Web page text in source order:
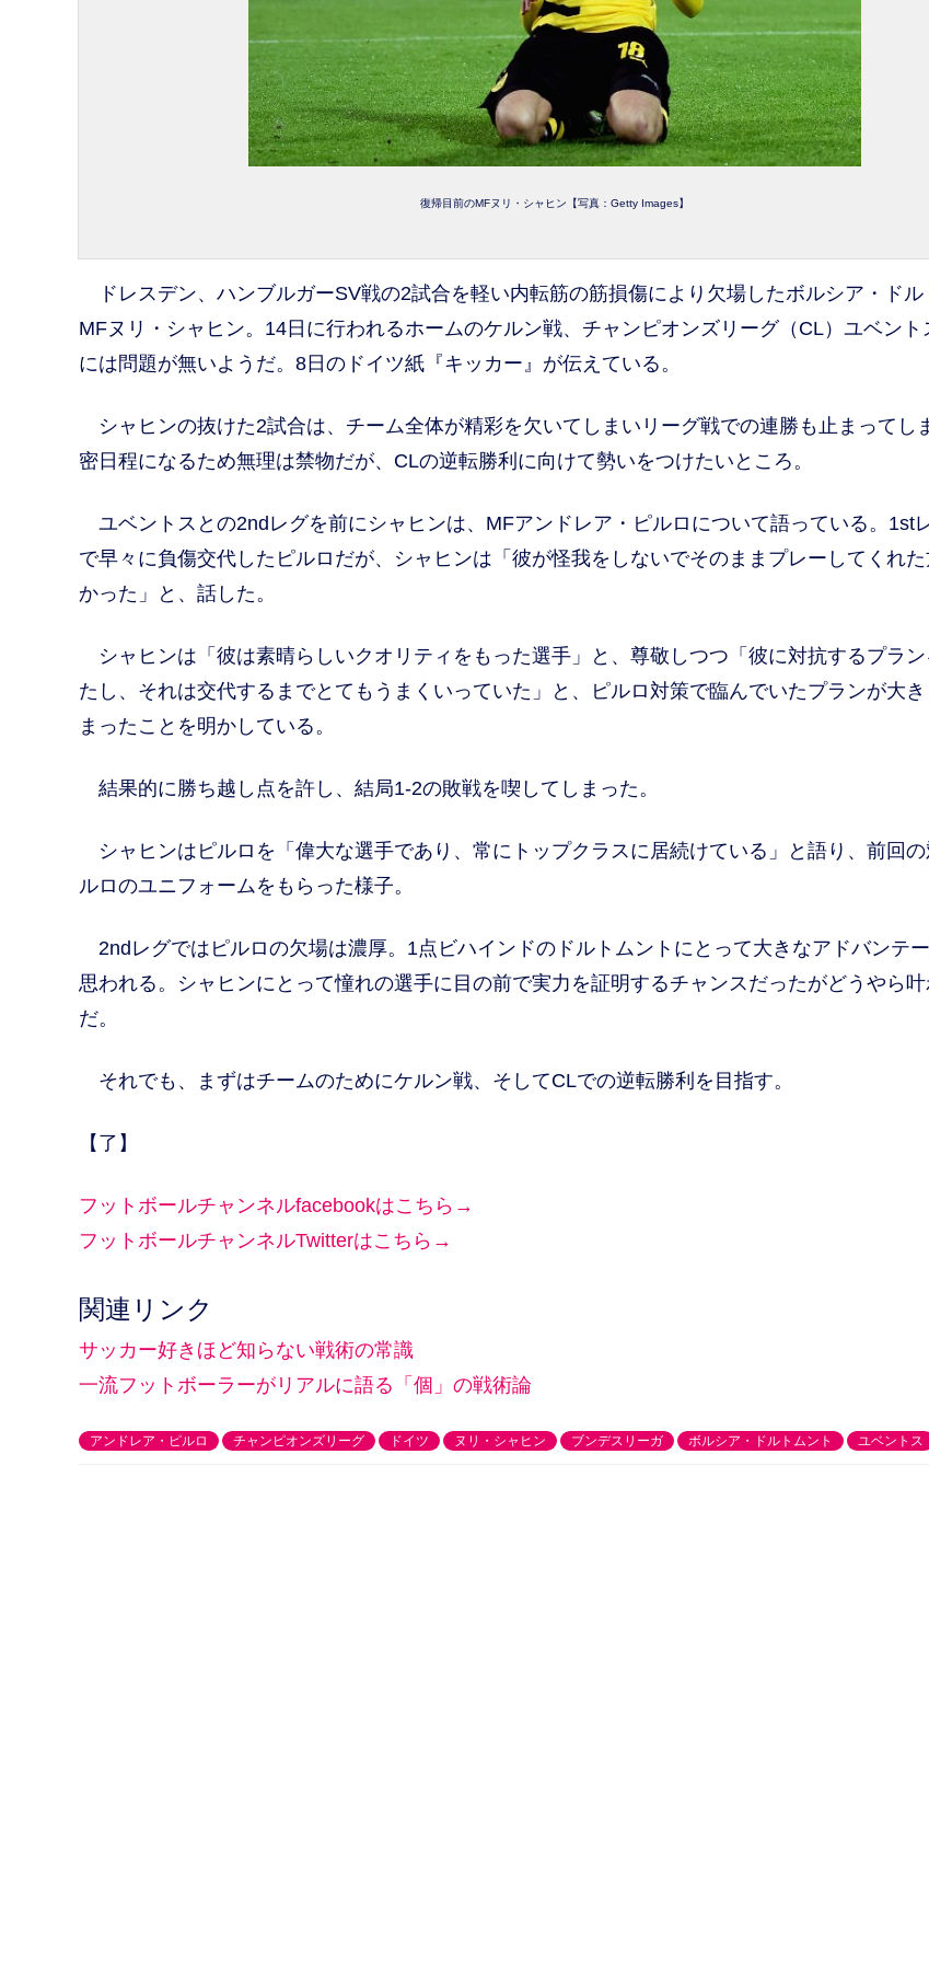
復帰目前のMFヌリ・シャヒン【写真：Getty Images】
ドレスデン、ハンブルガーSV戦の2試合を軽い内転筋の筋損傷により欠場したボルシア・ドル
MFヌリ・シャヒン。14日に行われるホームのケルン戦、チャンピオンズリーグ（CL）ユベント
には問題が無いようだ。8日のドイツ紙『キッカー』が伝えている。
シャヒンの抜けた2試合は、チーム全体が精彩を欠いてしまいリーグ戦での連勝も止まってし
密日程になるため無理は禁物だが、CLの逆転勝利に向けて勢いをつけたいところ。
ユベントスとの2ndレグを前にシャヒンは、MFアンドレア・ピルロについて語っている。1st
で早々に負傷交代したピルロだが、シャヒンは「彼が怪我をしないでそのままプレーしてくれた
かった」と、話した。
シャヒンは「彼は素晴らしいクオリティをもった選手」と、尊敬しつつ「彼に対抗するプラ
たし、それは交代するまでとてもうまくいっていた」と、ピルロ対策で臨んでいたプランが大き
まったことを明かしている。
結果的に勝ち越し点を許し、結局1-2の敗戦を喫してしまった。
シャヒンはピルロを「偉大な選手であり、常にトップクラスに居続けている」と語り、前回
ルロのユニフォームをもらった様子。
2ndレグではピルロの欠場は濃厚。1点ビハインドのドルトムントにとって大きなアドバンテ
思われる。シャヒンにとって憧れの選手に目の前で実力を証明するチャンスだったがどうやら叶
だ。
それでも、まずはチームのためにケルン戦、そしてCLでの逆転勝利を目指す。
【了】
フットボールチャンネルfacebookはこちら→
フットボールチャンネルTwitterはこちら→
関連リンク
サッカー好きほど知らない戦術の常識
一流フットボーラーがリアルに語る「個」の戦術論
アンドレア・ピルロ チャンピオンズリーグ ドイツ ヌリ・シャヒン ブンデスリーガ ボルシア・ドルトムント ユベントス